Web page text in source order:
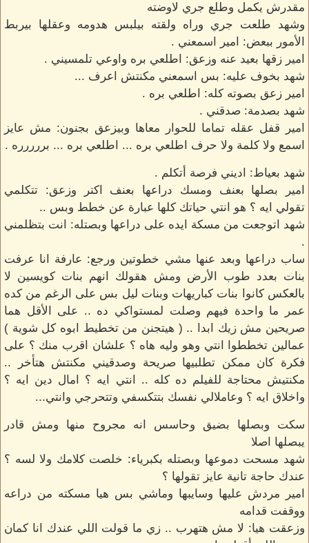
مقدرش يكمل وطلع جري لاوضته
وشهد طلعت جري وراه ولقته بيلبس هدومه وعقلها بيربط
الأمور ببعض: امير اسمعني .
امير زقها بعيد عنه وزعق: اطلعي بره واوعي تلمسيني .
شهد بخوف عليه: بس اسمعني مكنتش اعرف ...
امير زعق بصوته كله: اطلعي بره .
شهد بصدمة: صدقني .
امير قفل عقله تماما للحوار معاها وبيزعق بجنون: مش عايز
اسمع ولا كلمة ولا حرف اطلعي بره ... اطلعي بره ... بررررره .
شهد بعياط: اديني فرصة أتكلم .
امير بصلها بعنف ومسك دراعها بعنف اكتر وزعق: تتكلمي
تقولي ايه ؟ هو انتي حياتك كلها عبارة عن خطط وبس ..
شهد اتوجعت من مسكة ايده على دراعها وبصتله: انت بتظلمني
.
ساب دراعها وبعد عنها مشي خطوتين ورجع: عارفة انا عرفت
بنات بعدد طوب الأرض ومش هقولك انهم بنات كويسين لا
بالعكس كانوا بنات كباريهات وبنات ليل بس على الرغم من كده
عمر ما واحدة فيهم وصلت لمستواكي ده .. على الأقل هما
صريحين مش زيك ابدا .. ( هيتجنن من تخطيط ابوه كل شوية )
عمالين تخططوا انتي وهو وليه هاه ؟ علشان اقرب منك ؟ على
فكرة كان ممكن تطلبيها صريحة وصدقيني مكنتش هتأخر ..
مكنتيش محتاجة للفيلم ده كله .. انتي ايه ؟ امال دين ايه ؟
واخلاق ايه ؟ وعاملالي نفسك بتتكسفي وتتحرجي وانتي...
سكت وبصلها بضيق وحاسس انه مجروح منها ومش قادر
يبصلها اصلا
شهد مسحت دموعها وبصتله بكبرياء: خلصت كلامك ولا لسه ؟
عندك حاجة تانية عايز تقولها ؟
امير مردش عليها وسايبها وماشي بس هيا مسكته من دراعه
ووقفت قدامه
وزعقت هيا: لا مش هتهرب .. زي ما قولت اللي عندك انا كمان